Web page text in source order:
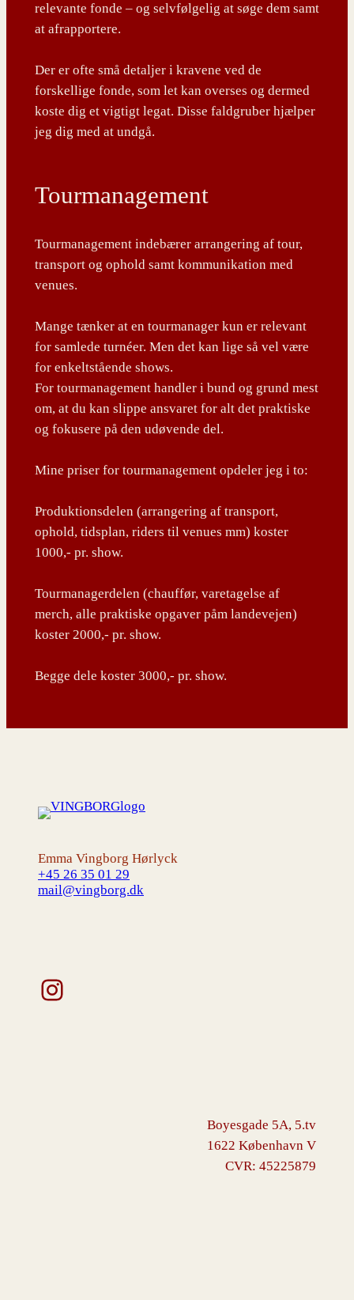
relevante fonde – og selvfølgelig at søge dem samt
at afrapportere.
Der er ofte små detaljer i kravene ved de
forskellige fonde, som let kan overses og dermed
koste dig et vigtigt legat. Disse faldgruber hjælper
jeg dig med at undgå.
Tourmanagement
Tourmanagement indebærer arrangering af tour,
transport og ophold samt kommunikation med
venues.
Mange tænker at en tourmanager kun er relevant
for samlede turnéer. Men det kan lige så vel være
for enkeltstående shows.
For tourmanagement handler i bund og grund mest
om, at du kan slippe ansvaret for alt det praktiske
og fokusere på den udøvende del.
Mine priser for tourmanagement opdeler jeg i to:
Produktionsdelen (arrangering af transport,
ophold, tidsplan, riders til venues mm) koster
1000,- pr. show.
Tourmanagerdelen (chauffør, varetagelse af
merch, alle praktiske opgaver påm landevejen)
koster 2000,- pr. show.
Begge dele koster 3000,- pr. show.
Emma Vingborg Hørlyck
+45 26 35 01 29
mail@vingborg.dk
Instagram
Boyesgade 5A, 5.tv
1622 København V
CVR: 45225879